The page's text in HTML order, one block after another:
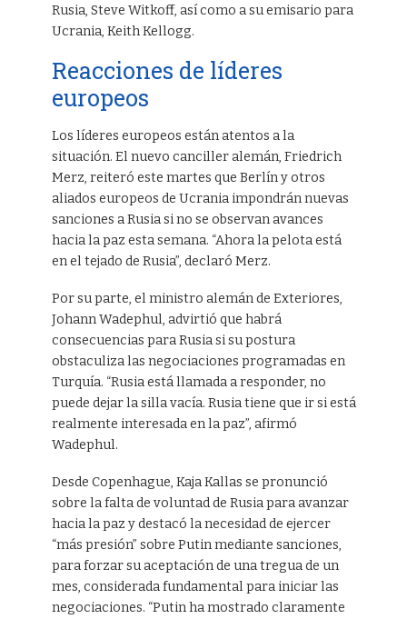
Rusia, Steve Witkoff, así como a su emisario para
Ucrania, Keith Kellogg.
Reacciones de líderes
europeos
Los líderes europeos están atentos a la
situación. El nuevo canciller alemán, Friedrich
Merz, reiteró este martes que Berlín y otros
aliados europeos de Ucrania impondrán nuevas
sanciones a Rusia si no se observan avances
hacia la paz esta semana. “Ahora la pelota está
en el tejado de Rusia”, declaró Merz.
Por su parte, el ministro alemán de Exteriores,
Johann Wadephul, advirtió que habrá
consecuencias para Rusia si su postura
obstaculiza las negociaciones programadas en
Turquía. “Rusia está llamada a responder, no
puede dejar la silla vacía. Rusia tiene que ir si está
realmente interesada en la paz”, afirmó
Wadephul.
Desde Copenhague, Kaja Kallas se pronunció
sobre la falta de voluntad de Rusia para avanzar
hacia la paz y destacó la necesidad de ejercer
“más presión” sobre Putin mediante sanciones,
para forzar su aceptación de una tregua de un
mes, considerada fundamental para iniciar las
negociaciones. “Putin ha mostrado claramente